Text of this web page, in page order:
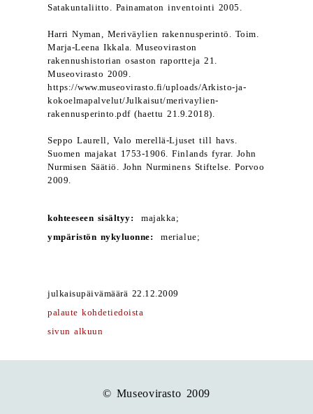
Satakuntaliitto. Painamaton inventointi 2005.
Harri Nyman, Meriväylien rakennusperintö. Toim.
Marja-Leena Ikkala. Museoviraston
rakennushistorian osaston raportteja 21.
Museovirasto 2009.
https://www.museovirasto.fi/uploads/Arkisto-ja-
kokoelmapalvelut/Julkaisut/merivaylien-
rakennusperinto.pdf (haettu 21.9.2018).
Seppo Laurell, Valo merellä-Ljuset till havs.
Suomen majakat 1753-1906. Finlands fyrar. John
Nurmisen Säätiö. John Nurminens Stiftelse. Porvoo
2009.
kohteeseen sisältyy: majakka;
ympäristön nykyluonne: merialue;
julkaisupäivämäärä 22.12.2009
palaute kohdetiedoista
sivun alkuun
© Museovirasto 2009